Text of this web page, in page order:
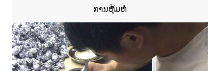
ການຫຸ້ມຫໍ່